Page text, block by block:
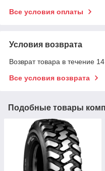
Все условия оплаты
Условия возврата
Возврат товара в течение
Все условия возврата
Подобные товары